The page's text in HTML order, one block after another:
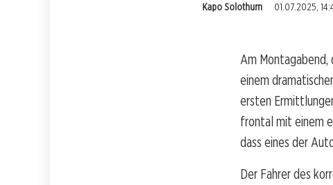
Kapo Solothurn 01.07.2025,
Am
einem
ersten
frontal mit einem
dass eines der
Der Fahrer des